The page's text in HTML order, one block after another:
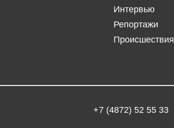
Интервью
Репортажи
Происшествия
+7 (4872) 52 55 33